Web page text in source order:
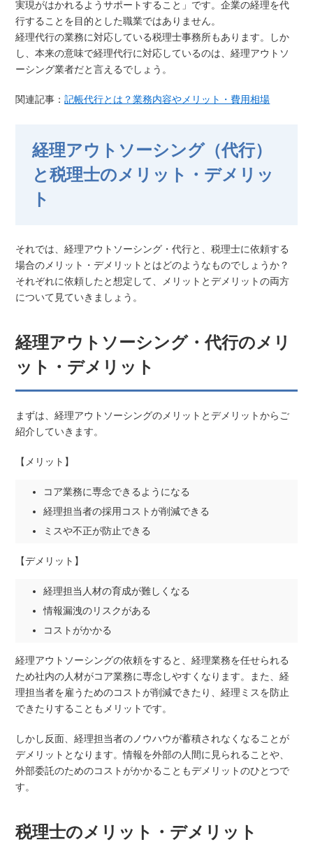
実現がはかれるようサポートすること」です。企業の経理を代
行することを目的とした職業ではありません。
経理代行の業務に対応している税理士事務所もあります。しか
し、本来の意味で経理代行に対応しているのは、経理アウトソ
ーシング業者だと言えるでしょう。
関連記事：記帳代行とは？業務内容やメリット・費用相場
経理アウトソーシング（代行）
と税理士のメリット・デメリッ
ト
それでは、経理アウトソーシング・代行と、税理士に依頼する
場合のメリット・デメリットとはどのようなものでしょうか？
それぞれに依頼したと想定して、メリットとデメリットの両方
について見ていきましょう。
経理アウトソーシング・代行のメリ
ット・デメリット
まずは、経理アウトソーシングのメリットとデメリットからご
紹介していきます。
【メリット】
コア業務に専念できるようになる
経理担当者の採用コストが削減できる
ミスや不正が防止できる
【デメリット】
経理担当人材の育成が難しくなる
情報漏洩のリスクがある
コストがかかる
経理アウトソーシングの依頼をすると、経理業務を任せられる
ため社内の人材がコア業務に専念しやすくなります。また、経
理担当者を雇うためのコストが削減できたり、経理ミスを防止
できたりすることもメリットです。
しかし反面、経理担当者のノウハウが蓄積されなくなることが
デメリットとなります。情報を外部の人間に見られることや、
外部委託のためのコストがかかることもデメリットのひとつで
す。
税理士のメリット・デメリット